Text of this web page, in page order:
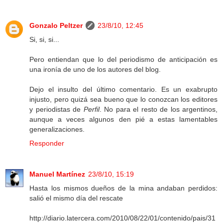
Gonzalo Peltzer
23/8/10, 12:45
Si, si, si...
Pero entiendan que lo del periodismo de anticipación es
una ironía de uno de los autores del blog.
Dejo el insulto del último comentario. Es un exabrupto
injusto, pero quizá sea bueno que lo conozcan los editores
y periodistas de Perfil. No para el resto de los argentinos,
aunque a veces algunos den pié a estas lamentables
generalizaciones.
Responder
Manuel Martínez 23/8/10, 15:19
Hasta los mismos dueños de la mina andaban perdidos:
salió el mismo día del rescate
http://diario.latercera.com/2010/08/22/01/contenido/pais/31